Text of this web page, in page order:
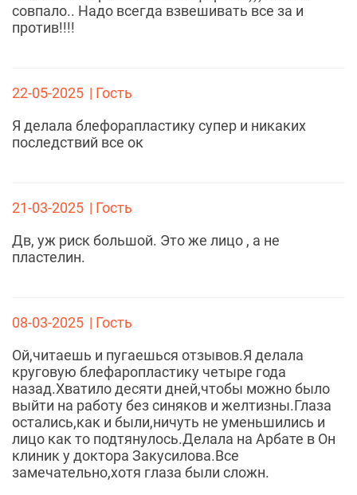
совпало.. Надо всегда взвешивать все за и
против!!!!
22-05-2025 | Гость
Я делала блефорапластику супер и никаких
последствий все ок
21-03-2025 | Гость
Дв, уж риск большой. Это же лицо , а не
пластелин.
08-03-2025 | Гость
Ой,читаешь и пугаешься отзывов.Я делала
круговую блефаропластику четыре года
назад.Хватило десяти дней,чтобы можно было
выйти на работу без синяков и желтизны.Глаза
остались,как и были,ничуть не уменьшились и
лицо как то подтянулось.Делала на Арбате в Он
клиник у доктора Закусилова.Все
замечательно,хотя глаза были сложн.